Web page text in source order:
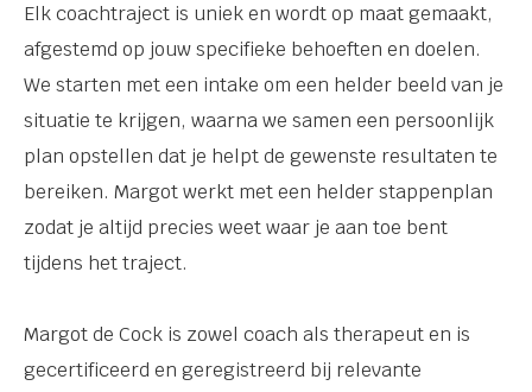
Elk coachtraject is uniek en wordt op maat gemaakt,
afgestemd op jouw specifieke behoeften en doelen.
We starten met een intake om een helder beeld van je
situatie te krijgen, waarna we samen een persoonlijk
plan opstellen dat je helpt de gewenste resultaten te
bereiken. Margot werkt met een helder stappenplan
zodat je altijd precies weet waar je aan toe bent
tijdens het traject.
Margot de Cock is zowel coach als therapeut en is
gecertificeerd en geregistreerd bij relevante